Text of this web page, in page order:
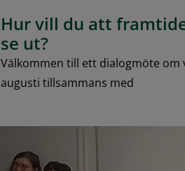
Hur vill du att
se ut?
Välkommen till ett dialogmöte
augusti tillsammans med